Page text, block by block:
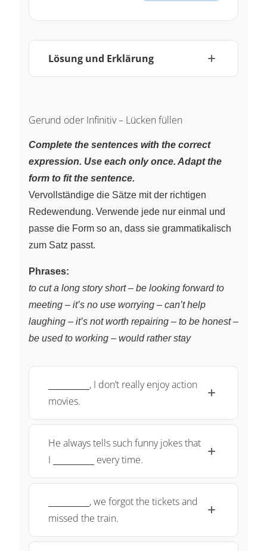
Lösung und Erklärung
Gerund oder Infinitiv – Lücken füllen
Complete the sentences with the correct
expression. Use each only once. Adapt the
form to fit the sentence.
Vervollständige die Sätze mit der richtigen
Redewendung. Verwende jede nur einmal und
passe die Form so an, dass sie grammatikalisch
zum Satz passt.
Phrases:
to cut a long story short– be looking forward to
meeting – it’s no use worrying – can’t help
laughing – it’s not worth repairing – to be honest–
be used to working – would rather stay
\underline{\;
~ \quad
, I don’t really enjoy action
movies.
He always tells such funny jokes that
I
\underline{\;
\qquad}
every time.
\underline{\;
~ \quad
, we forgot the tickets and
missed the train.